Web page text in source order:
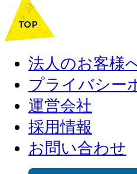
法人のお客様
プライバシー
運営会社
採用情報
お問い合わせ